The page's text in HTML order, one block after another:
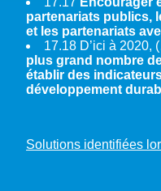
partenariats publics,
et les partenariats
17.18 D’ici à 2020,
plus grand nombre
établir des
développement
Solutions identifiées